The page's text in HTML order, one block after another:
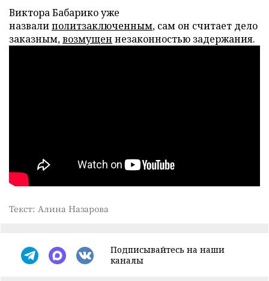
Виктора Бабарико уже
назвалиполитзаключенным, сам он считает дело
заказным,возмущен незаконностью задержания.
Текст: Алина Назарова
Подписывайтесь на наши
каналы